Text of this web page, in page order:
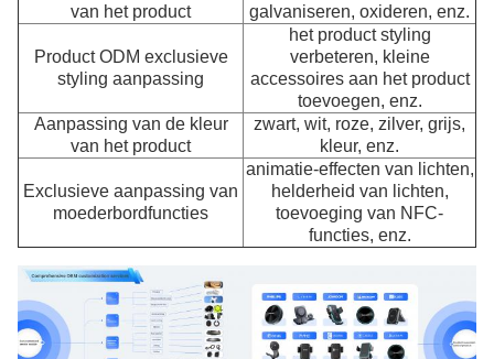
van het product
galvaniseren, oxideren, enz.
Product ODM exclusieve
styling aanpassing
het product styling
verbeteren, kleine
accessoires aan het product
toevoegen, enz.
Aanpassing van de kleur
van het product
zwart, wit, roze, zilver, grijs,
kleur, enz.
Exclusieve aanpassing van
moederbordfuncties
animatie-effecten van lichten,
helderheid van lichten,
toevoeging van NFC-
functies, enz.